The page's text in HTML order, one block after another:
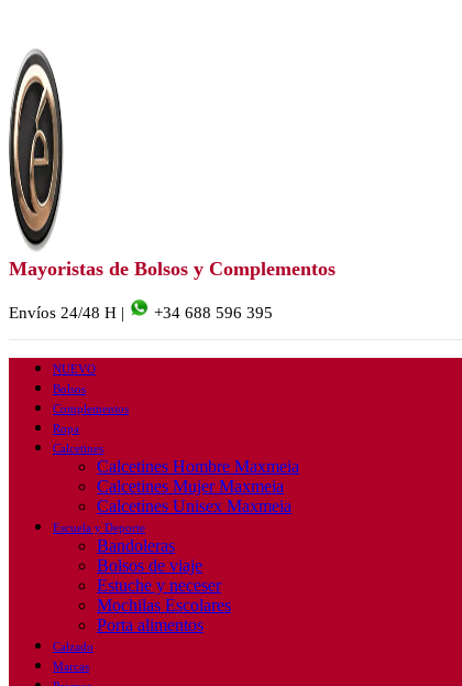
Mayoristas de Bolsos y Complementos
Envíos 24/48 H | +34 688 596 395
NUEVO
Bolsos
Complementos
Ropa
Calcetines
Calcetines Hombre Maxmeia
Calcetines Mujer Maxmeia
Calcetines Unisex Maxmeia
Escuela y Deporte
Bandoleras
Bolsos de viaje
Estuche y neceser
Mochilas Escolares
Porta alimentos
Calzado
Marcas